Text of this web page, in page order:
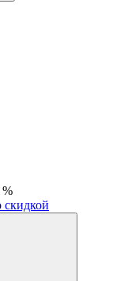
%
скидкой